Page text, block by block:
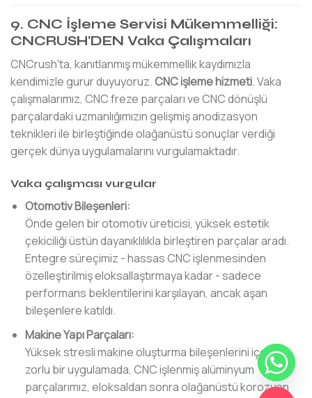
9. CNC İşleme Servisi Mükemmelliği:
CNCRUSH'DEN Vaka Çalışmaları
CNCrush'ta, kanıtlanmış mükemmellik kaydımızla
kendimizle gurur duyuyoruz.CNC işleme hizmeti. Vaka
çalışmalarımız, CNC freze parçaları ve CNC dönüşlü
parçalardaki uzmanlığımızın gelişmiş anodizasyon
teknikleri ile birleştiğinde olağanüstü sonuçlar verdiği
gerçek dünya uygulamalarını vurgulamaktadır.
Vaka çalışması vurgular
Otomotiv Bileşenleri:
Önde gelen bir otomotiv üreticisi, yüksek estetik
çekiciliği üstün dayanıklılıkla birleştiren parçalar aradı.
Entegre süreçimiz - hassas CNC işlenmesinden
özelleştirilmiş eloksallaştırmaya kadar - sadece
performans beklentilerini karşılayan, ancak aşan
bileşenlere katıldı.
Makine Yapı Parçaları:
Yüksek stresli makine oluşturma bileşenlerini içeren
zorlu bir uygulamada, CNC işlenmiş alüminyum
parçalarımız, eloksaldan sonra olağanüstü korozyon
GIZLE